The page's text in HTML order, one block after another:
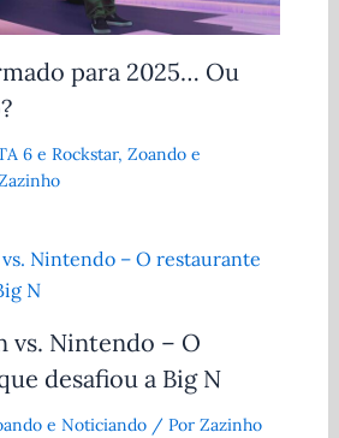
para 2025… Ou
6 e Rockstar, Zoando e
vs. Nintendo – O
desafiou a Big N
e Noticiando/ Por Zazinho